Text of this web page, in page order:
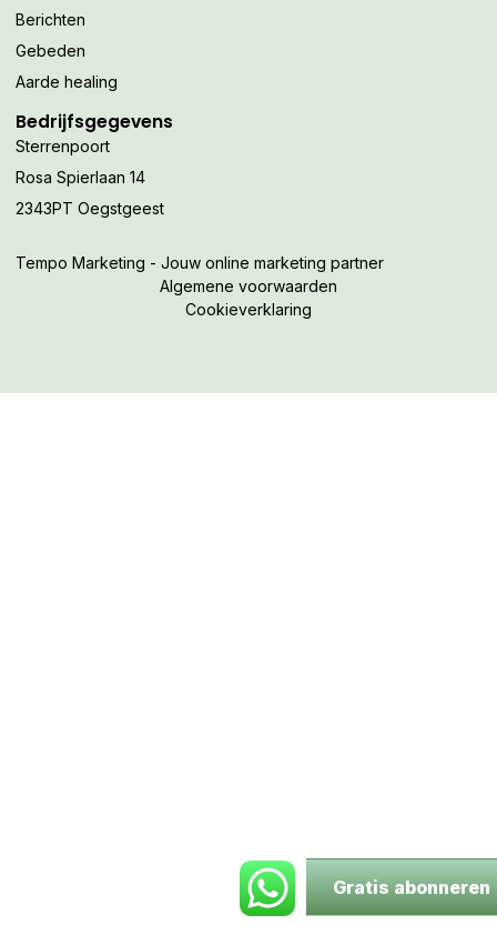
Berichten
Gebeden
Aarde healing
Bedrijfsgegevens
Sterrenpoort
Rosa Spierlaan 14
2343PT Oegstgeest
Tempo Marketing - Jouw online marketing partner
Algemene voorwaarden
Cookieverklaring
Gratis abonneren